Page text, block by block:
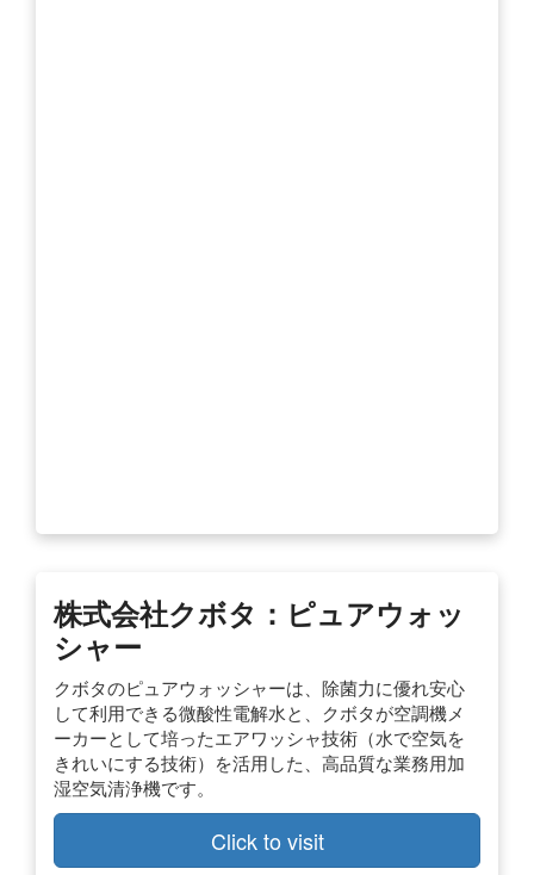
株式会社クボタ：ピュアウォッ
シャー
クボタのピュアウォッシャーは、除菌力に優れ安心
して利用できる微酸性電解水と、クボタが空調機メ
ーカーとして培ったエアワッシャ技術（水で空気を
きれいにする技術）を活用した、高品質な業務用加
湿空気清浄機です。
Click to visit